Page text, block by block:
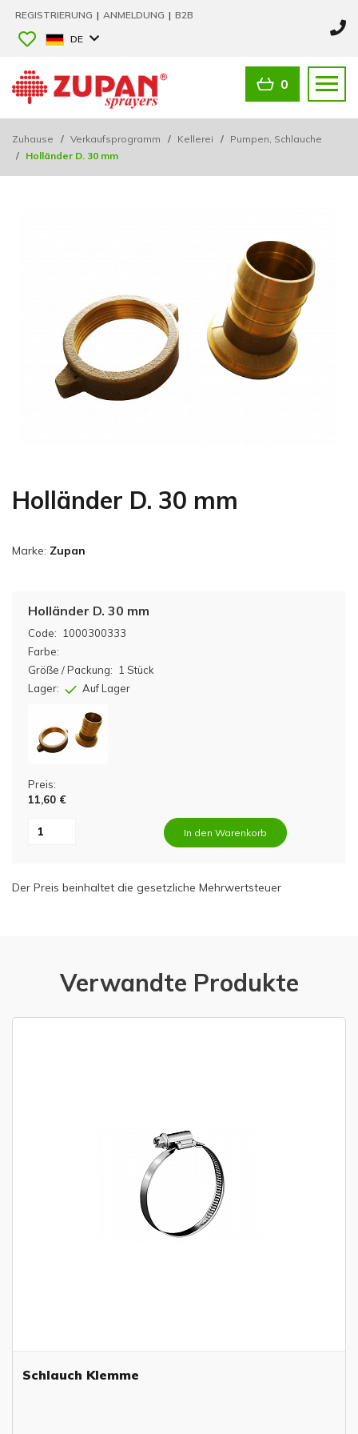
REGISTRIERUNG | ANMELDUNG | B2B
DE
0
Zuhause / Verkaufsprogramm / Kellerei / Pumpen, Schlauche
/ Holländer D. 30 mm
Holländer D. 30 mm
Marke: Zupan
Code: 1000300333
Holländer D. 30 mm
Farbe:
Größe / Packung:
1 Stück
Lager:
Auf Lager
Preis:
11,60 €
In den Warenkorb
Der Preis beinhaltet die gesetzliche Mehrwertsteuer
Verwandte Produkte
Schlauch Klemme